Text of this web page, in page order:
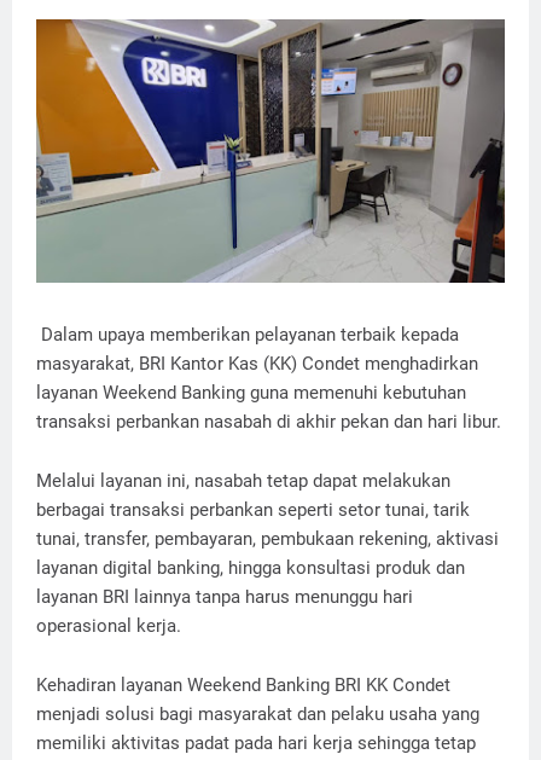
Dalam upaya memberikan pelayanan terbaik kepada
masyarakat, BRI Kantor Kas (KK) Condet menghadirkan
layanan Weekend Banking guna memenuhi kebutuhan
transaksi perbankan nasabah di akhir pekan dan hari libur.
Melalui layanan ini, nasabah tetap dapat melakukan
berbagai transaksi perbankan seperti setor tunai, tarik
tunai, transfer, pembayaran, pembukaan rekening, aktivasi
layanan digital banking, hingga konsultasi produk dan
layanan BRI lainnya tanpa harus menunggu hari
operasional kerja.
Kehadiran layanan Weekend Banking BRI KK Condet
menjadi solusi bagi masyarakat dan pelaku usaha yang
memiliki aktivitas padat pada hari kerja sehingga tetap